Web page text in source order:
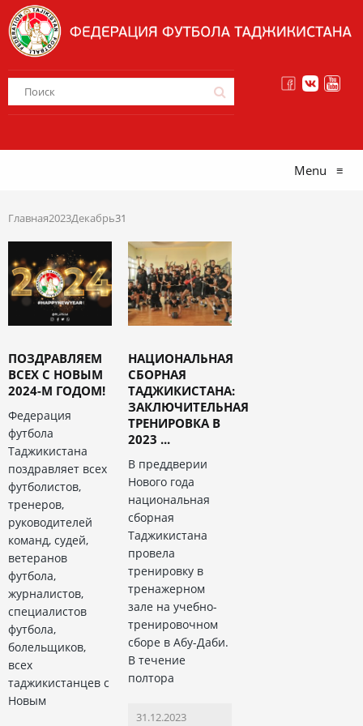
Menu ≡
Главная2023Декабрь31
ПОЗДРАВЛЯЕМ
ВСЕХ С НОВЫМ
2024-М ГОДОМ!
Федерация
футбола
Таджикистана
поздравляет всех
футболистов,
тренеров,
руководителей
команд, судей,
ветеранов
футбола,
журналистов,
специалистов
футбола,
болельщиков,
всех
таджикистанцев с
Новым
НАЦИОНАЛЬНАЯ
СБОРНАЯ
ТАДЖИКИСТАНА:
ЗАКЛЮЧИТЕЛЬНАЯ
ТРЕНИРОВКА В
2023 ...
В преддверии
Нового года
национальная
сборная
Таджикистана
провела
тренировку в
тренажерном
зале на учебно-
тренировочном
сборе в Абу-Даби.
В течение
полтора
31.12.2023